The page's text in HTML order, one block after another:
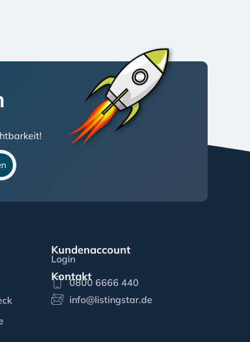
Kundenaccount
Login
Kontakt
0800 6666 440
info@listingstar.de